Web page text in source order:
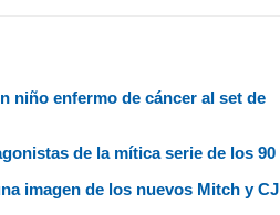
niño enfermo de cáncer al set de
de la mítica serie de los 90
imagen de los nuevos Mitch y CJ